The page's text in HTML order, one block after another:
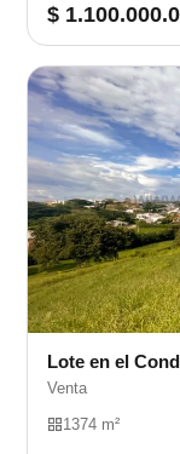
$
Lote en el
Venta
1374 m²